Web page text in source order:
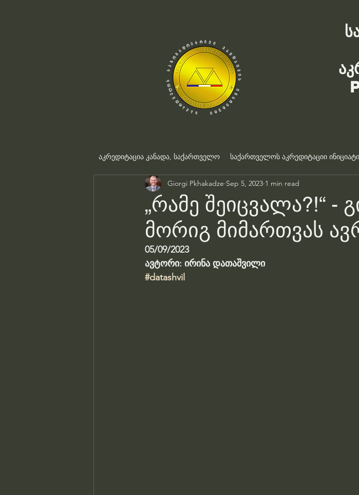
აკრედიტაცია კანადა, საქართველო საქართველოს აკრედიტაციი
„რამე შეიცვალა?!“ -
მორიგ მიმართვას
Giorgi Pkhakadze Sep 5, 2023 1 min read
05/09/2023
ავტორი: ირინა დათაშვილი
#datashvil